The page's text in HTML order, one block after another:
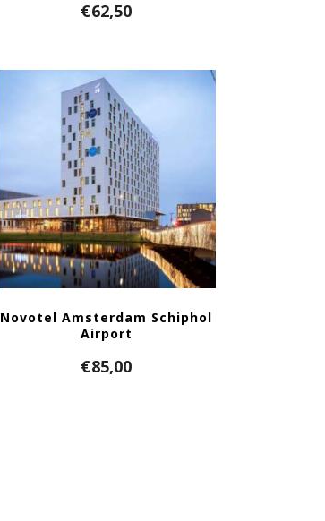
€62,50
Novotel Amsterdam Schiphol
Airport
€85,00